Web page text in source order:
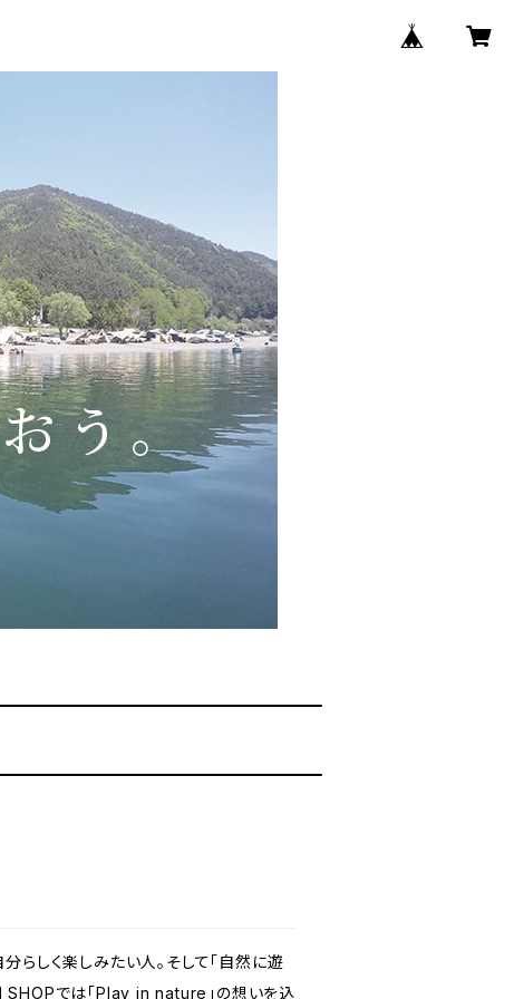
分らしく楽しみたい人。そして「自然に遊
SHOPでは「Play in nature」の想いを込